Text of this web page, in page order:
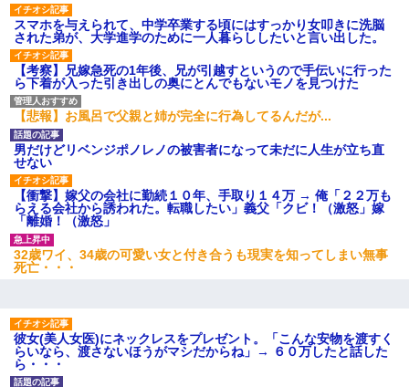
【悲報】お風呂で父親と姉が完全に行為してるんだが...
【戦争】不妊の俺嫁に弟嫁が2日間4歳児を託児 俺嫁はそこまで気
にしてなかったが、あまりにも子供が俺嫁に懐くので最後らへん
顔引きつってた → そして弟嫁が迎えに来た翌日…
医者「糖尿病で余命1年です」 ワイ「知らんわｗどうせ死ぬなら
食べる量増やすわｗ」→結果ｗｗｗｗｗ
さっき嫁から、「愛しています」ってメールが届いた。俺も「愛
してます」って送ったら
【衝撃】嫁父の会社に勤続１０年、手取り１４万 → 俺「２２万も
らえる会社から誘われた。転職したい」義父「クビ！（激怒」嫁
中途採用のAが部長から呼び出された。Aはヘラヘラと部屋に入っ
ていき、1時間後に号泣しながら出てきて…
スマホを与えられて、中学卒業する頃にはすっかり女叩きに洗脳
された弟が、大学進学のために一人暮らししたいと言い出した。
【考察】兄嫁急死の1年後、兄が引越すというので手伝いに行った
ら下着が入った引き出しの奥にとんでもないモノを見つけた
【悲報】お風呂で父親と姉が完全に行為してるんだが...
男だけどリベンジポノレノの被害者になって未だに人生が立ち直
せない
【衝撃】嫁父の会社に勤続１０年、手取り１４万 → 俺「２２万も
らえる会社から誘われた。転職したい」義父「クビ！（激怒」嫁
「離婚！（激怒」
32歳ワイ、34歳の可愛い女と付き合うも現実を知ってしまい無事
死亡・・・
彼女(美人女医)にネックレスをプレゼント。「こんな安物を渡すく
らいなら、渡さないほうがマシだからね」→ ６０万したと話した
ら・・・